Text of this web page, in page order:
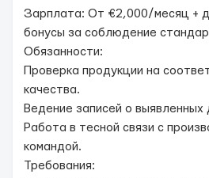
Зарплата: От €2,000/месяц +
бонусы за соблюдение
Обязанности:
Проверка продукции на
качества.
Ведение записей о выявленных
Работа в тесной связи с
командой.
Требования: